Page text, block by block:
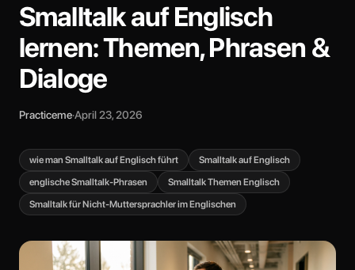
Smalltalk auf Englisch
lernen: Themen, Phrasen &
Dialoge
Practiceme·April 23, 2026
wie man Smalltalk auf Englisch führt
Smalltalk auf Englisch
englische Smalltalk-Phrasen
Smalltalk Themen Englisch
Smalltalk für Nicht-Muttersprachler im Englischen